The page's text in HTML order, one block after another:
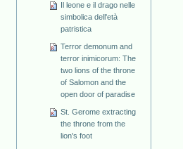
Il leone e il drago nelle
simbolica dell'età
patristica
Terror demonum and
terror inimicorum: The
two lions of the throne
of Salomon and the
open door of paradise
St. Gerome extracting
the throne from the
lion's foot